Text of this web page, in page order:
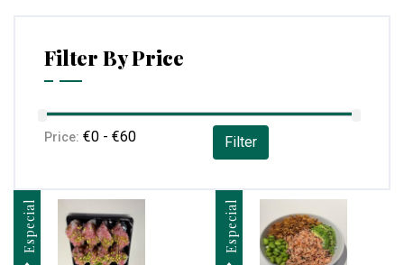
Filter By Price
Price: Filter
Especial Especial